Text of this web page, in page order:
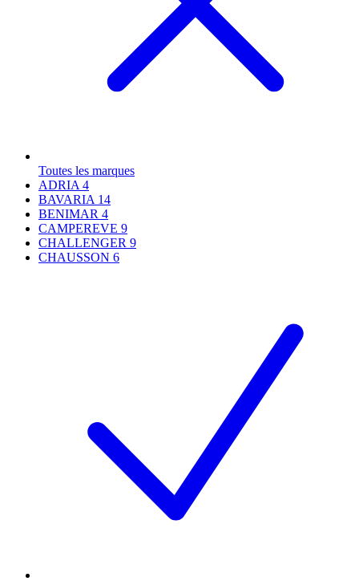
Toutes les marques
ADRIA 4
BAVARIA 14
BENIMAR 4
CAMPEREVE 9
CHALLENGER 9
CHAUSSON 6